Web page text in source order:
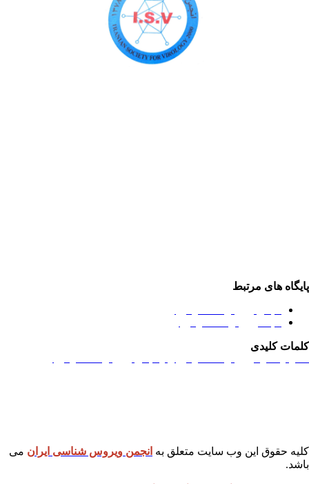
های مرتبط
انجمن ویروس شناسی ایران
مجله ویروس شناسی ایران
کلیدی
حقوق این وب سایت متعلق بهانجمن ویروس شناسی ایران
می